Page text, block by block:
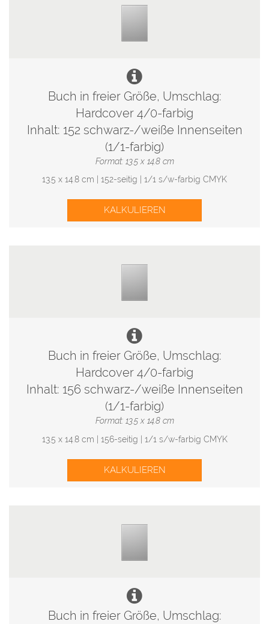
Buch in freier Größe, Umschlag:
Hardcover 4/0-farbig
Inhalt: 152 schwarz-/weiße Innenseiten
(1/1-farbig)
Format: 13.5 x 14.8 cm
13.5 x 14.8 cm | 152-seitig | 1/1 s/w-farbig CMYK
KALKULIEREN
Buch in freier Größe, Umschlag:
Hardcover 4/0-farbig
Inhalt: 156 schwarz-/weiße Innenseiten
(1/1-farbig)
Format: 13.5 x 14.8 cm
13.5 x 14.8 cm | 156-seitig | 1/1 s/w-farbig CMYK
KALKULIEREN
Buch in freier Größe, Umschlag: